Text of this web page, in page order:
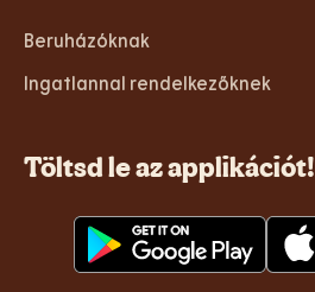
Beruházóknak
Ingatlannal rendelkezőknek
Töltsd le az applikációt!